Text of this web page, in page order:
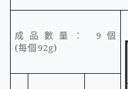
成品數量： 9 個
(每個92g)